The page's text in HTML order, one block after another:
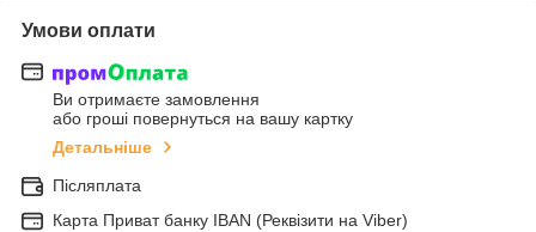
Умови оплати
Ви отримаєте замовлення
або гроші повернуться на вашу картку
Детальніше
Післяплата
Карта Приват банку IBAN (Реквізити на Viber)